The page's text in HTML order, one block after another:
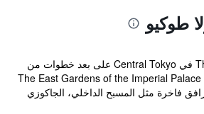
طوكيو
تقع The Peninsula Tokyo في Central Tokyo على بعد خطوات من
Yurakucho. بإطلاله على The East Gardens of the Imperial Palace
فاخرة مثل المسبح الداخلي، الجاكوزي